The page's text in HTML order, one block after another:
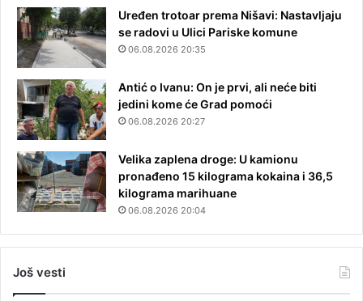
Uređen trotoar prema Nišavi: Nastavljaju
se radovi u Ulici Pariske komune
06.08.2026 20:35
Antić o Ivanu: On je prvi, ali neće biti
jedini kome će Grad pomoći
06.08.2026 20:27
Velika zaplena droge: U kamionu
pronađeno 15 kilograma kokaina i 36,5
kilograma marihuane
06.08.2026 20:04
Još vesti